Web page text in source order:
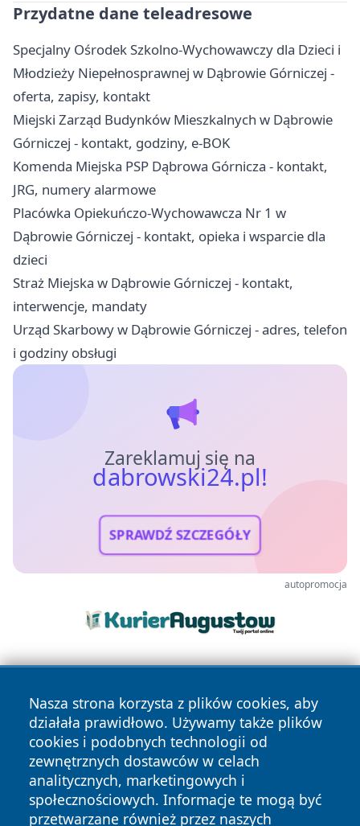
Przydatne dane teleadresowe
Specjalny Ośrodek Szkolno-Wychowawczy dla Dzieci i
Młodzieży Niepełnosprawnej w Dąbrowie Górniczej -
oferta, zapisy, kontakt
Miejski Zarząd Budynków Mieszkalnych w Dąbrowie
Górniczej - kontakt, godziny, e-BOK
Komenda Miejska PSP Dąbrowa Górnicza - kontakt,
JRG, numery alarmowe
Placówka Opiekuńczo-Wychowawcza Nr 1 w
Dąbrowie Górniczej - kontakt, opieka i wsparcie dla
dzieci
Straż Miejska w Dąbrowie Górniczej - kontakt,
interwencje, mandaty
Urząd Skarbowy w Dąbrowie Górniczej - adres, telefon
i godziny obsługi
Zareklamuj się na
dabrowski24.pl!
SPRAWDŹ SZCZEGÓŁY
autopromocja
Nasza strona korzysta z plików cookies, aby
działała prawidłowo. Używamy także plików
cookies i podobnych technologii od
zewnętrznych dostawców w celach
analitycznych, marketingowych i
społecznościowych. Informacje te mogą być
przetwarzane również przez naszych
Copyright © 2026 dabrowski24.pl Wszystkie prawa
zastrzeżone.